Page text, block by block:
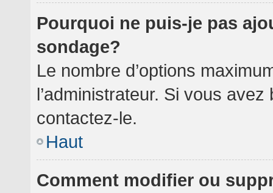
Pourquoi ne puis-je pas
sondage?
Le nombre d’options
l’administrateur. Si vous
contactez-le.
Haut
Comment modifier ou